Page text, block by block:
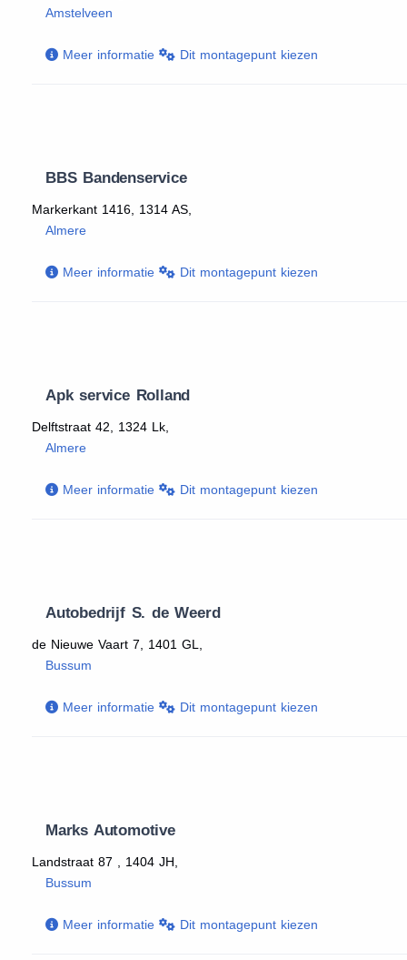
Amstelveen
Meer informatie Dit montagepunt kiezen
BBS Bandenservice
Markerkant 1416, 1314 AS,
Almere
Meer informatie Dit montagepunt kiezen
Apk service Rolland
Delftstraat 42, 1324 Lk,
Almere
Meer informatie Dit montagepunt kiezen
Autobedrijf S. de Weerd
de Nieuwe Vaart 7, 1401 GL,
Bussum
Meer informatie Dit montagepunt kiezen
Marks Automotive
Landstraat 87 , 1404 JH,
Bussum
Meer informatie Dit montagepunt kiezen